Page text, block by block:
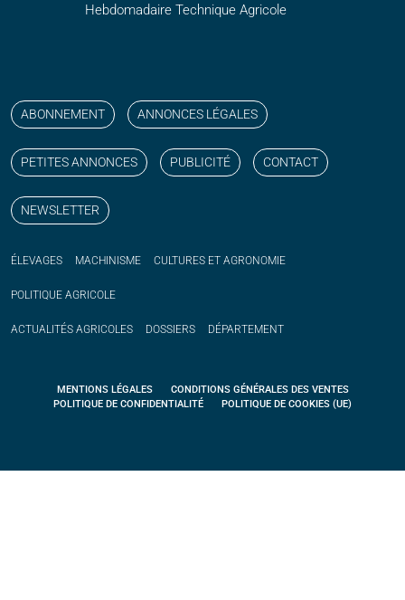
Hebdomadaire Technique Agricole
ABONNEMENT ANNONCES LÉGALES
PETITES ANNONCES PUBLICITÉ CONTACT
NEWSLETTER
ÉLEVAGES MACHINISME CULTURES ET AGRONOMIE
POLITIQUE AGRICOLE
ACTUALITÉS AGRICOLES DOSSIERS DÉPARTEMENT
MENTIONS LÉGALES
CONDITIONS GÉNÉRALES DES VENTES
POLITIQUE DE CONFIDENTIALITÉ
POLITIQUE DE COOKIES (UE)